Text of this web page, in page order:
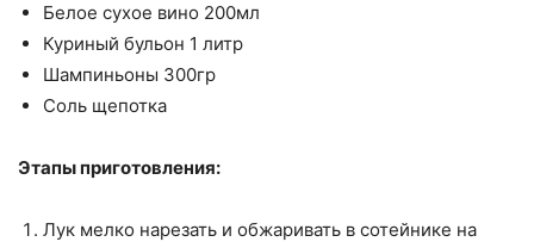
Белое сухое вино 200мл
Куриный бульон 1 литр
Шампиньоны 300гр
Соль щепотка ⠀
Этапы приготовления:
Лук мелко нарезать и обжаривать в сотейнике на